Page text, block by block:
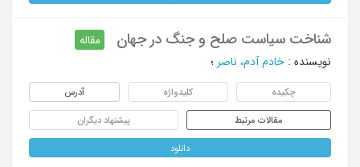
شناخت سیاست صلح و جنگ در جهان
مقاله
نویسنده : خادم آدم، ناصر ؛
چکیده کلیدواژه آدرس
مقالات مرتبط پیشنهاد دیگران
دانلود